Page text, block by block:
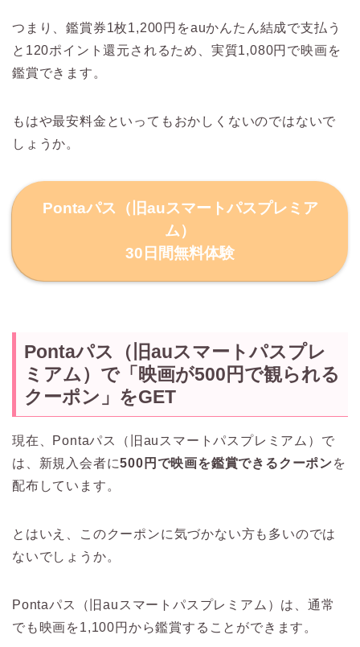
つまり、鑑賞券1枚1,200円をauかんたん結成で支払う
と120ポイント還元されるため、実質1,080円で映画を
鑑賞できます。
もはや最安料金といってもおかしくないのではないで
しょうか。
Pontaパス（旧auスマートパスプレミア
ム）
30日間無料体験
Pontaパス（旧auスマートパスプレ
ミアム）で「映画が500円で観られる
クーポン」をGET
現在、Pontaパス（旧auスマートパスプレミアム）で
は、新規入会者に500円で映画を鑑賞できるクーポンを
配布しています。
とはいえ、このクーポンに気づかない方も多いのでは
ないでしょうか。
Pontaパス（旧auスマートパスプレミアム）は、通常
でも映画を1,100円から鑑賞することができます。